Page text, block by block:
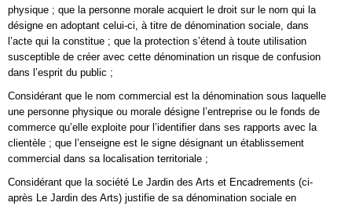
physique ; que la personne morale acquiert le droit sur le nom qui la
désigne en adoptant celui-ci, à titre de dénomination sociale, dans
l’acte qui la constitue ; que la protection s’étend à toute utilisation
susceptible de créer avec cette dénomination un risque de confusion
dans l’esprit du public ;
Considérant que le nom commercial est la dénomination sous laquelle
une personne physique ou morale désigne l’entreprise ou le fonds de
commerce qu’elle exploite pour l’identifier dans ses rapports avec la
clientèle ; que l’enseigne est le signe désignant un établissement
commercial dans sa localisation territoriale ;
Considérant que la société Le Jardin des Arts et Encadrements (ci-
après Le Jardin des Arts) justifie de sa dénomination sociale en